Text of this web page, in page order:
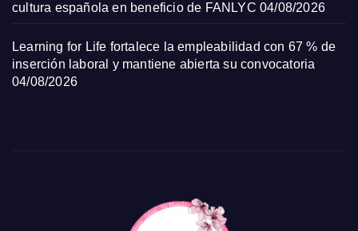
cultura española en beneficio de FANLYC 04/08/2026
Learning for Life fortalece la empleabilidad con 67 % de
inserción laboral y mantiene abierta su convocatoria
04/08/2026